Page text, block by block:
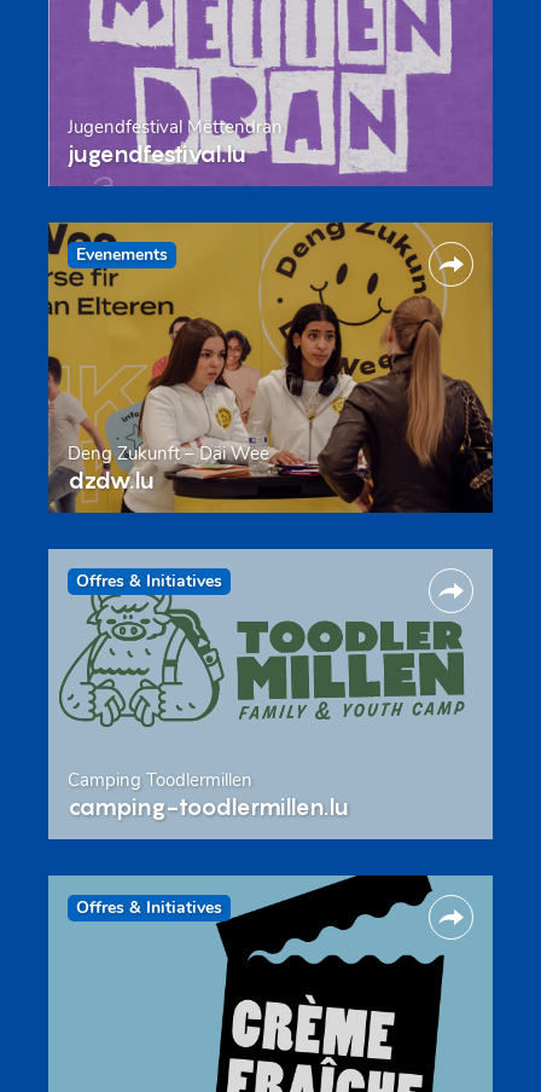
Jugendfestival Mëttendran
jugendfestival.lu
Evenements
Deng Zukunft – Däi Wee
dzdw.lu
Offres & Initiatives
Camping Toodlermillen
camping-toodlermillen.lu
Offres & Initiatives